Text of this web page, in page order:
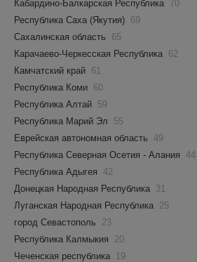
Кабардино-Балкарская Республика 70
Республика Саха (Якутия) 69
Сахалинская область
65
Карачаево-Черкесская Республика 62
Камчатский край 61
Республика Коми 60
Республика Алтай 59
Республика Марий Эл
55
Еврейская автономная область 49
Республика Северная Осетия - Алания 44
Республика Адыгея 42
Донецкая Народная Республика 31
Луганская Народная Республика 25
город Севастополь
23
Республика Калмыкия
20
Чеченская республика
19